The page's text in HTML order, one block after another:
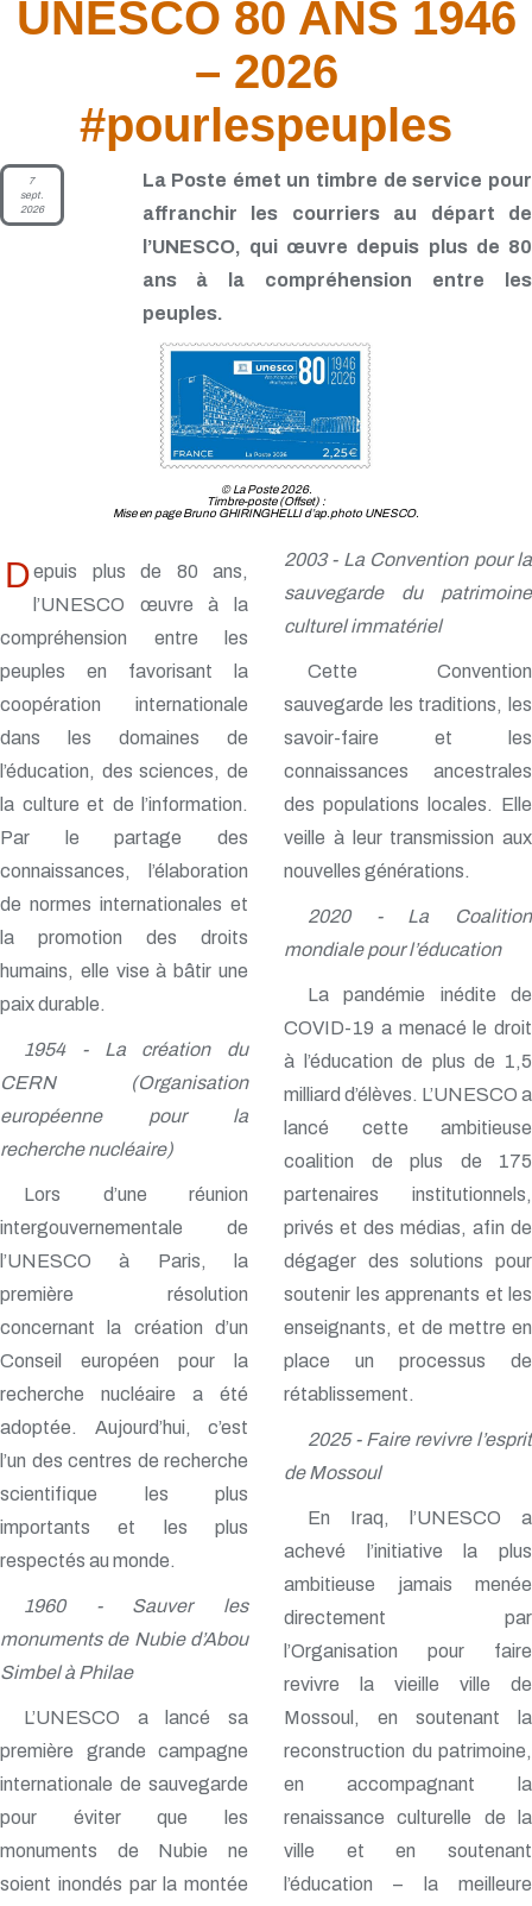
UNESCO 80 ANS 1946
– 2026
#pourlespeuples
7
sept.
2026
La Poste émet un timbre de service pour
affranchir les courriers au départ de
l’UNESCO, qui œuvre depuis plus de 80
ans à la compréhension entre les
peuples.
© La Poste 2026.
Timbre-poste (Offset) :
Mise en page Bruno GHIRINGHELLI d’ap.photo UNESCO.
Depuis plus de 80 ans,
l’UNESCO œuvre à la
compréhension entre les
peuples en favorisant la
coopération internationale
dans les domaines de
l’éducation, des sciences, de
la culture et de l’information.
Par le partage des
connaissances, l’élaboration
de normes internationales et
la promotion des droits
humains, elle vise à bâtir une
paix durable.
1954 - La création du
CERN (Organisation
européenne pour la
recherche nucléaire)
Lors d’une réunion
intergouvernementale de
l’UNESCO à Paris, la
première résolution
concernant la création d’un
Conseil européen pour la
recherche nucléaire a été
adoptée. Aujourd’hui, c’est
l’un des centres de recherche
scientifique les plus
importants et les plus
respectés au monde.
1960 - Sauver les
monuments de Nubie d’Abou
Simbel à Philae
L’UNESCO a lancé sa
première grande campagne
internationale de sauvegarde
pour éviter que les
monuments de Nubie ne
soient inondés par la montée
2003 - La Convention pour la
sauvegarde du patrimoine
culturel immatériel
Cette Convention
sauvegarde les traditions, les
savoir-faire et les
connaissances ancestrales
des populations locales. Elle
veille à leur transmission aux
nouvelles générations.
2020 - La Coalition
mondiale pour l’éducation
La pandémie inédite de
COVID-19 a menacé le droit
à l’éducation de plus de 1,5
milliard d’élèves. L’UNESCO a
lancé cette ambitieuse
coalition de plus de 175
partenaires institutionnels,
privés et des médias, afin de
dégager des solutions pour
soutenir les apprenants et les
enseignants, et de mettre en
place un processus de
rétablissement.
2025 - Faire revivre l’esprit
de Mossoul
En Iraq, l’UNESCO a
achevé l’initiative la plus
ambitieuse jamais menée
directement par
l’Organisation pour faire
revivre la vieille ville de
Mossoul, en soutenant la
reconstruction du patrimoine,
en accompagnant la
renaissance culturelle de la
ville et en soutenant
l’éducation – la meilleure